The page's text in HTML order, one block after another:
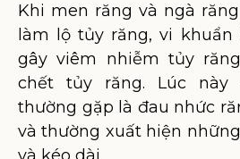
Khi men răng và ngà
làm lộ tủy răng, vi
gây viêm nhiễm tủy
chết tủy răng. Lúc này
thường gặp là đau nhức
và thường xuất hiện